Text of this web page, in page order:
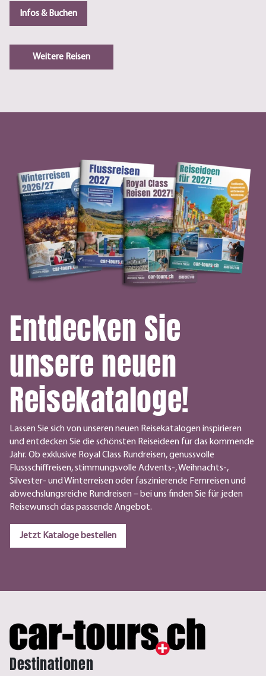
Infos & Buchen
Weitere Reisen
Entdecken Sie
unsere neuen
Reisekataloge!
Lassen Sie sich von unseren neuen Reisekatalogen inspirieren
und entdecken Sie die schönsten Reiseideen für das kommende
Jahr. Ob exklusive Royal Class Rundreisen, genussvolle
Flussschiffreisen, stimmungsvolle Advents-, Weihnachts-,
Silvester- und Winterreisen oder faszinierende Fernreisen und
abwechslungsreiche Rundreisen – bei uns finden Sie für jeden
Reisewunsch das passende Angebot.
Jetzt Kataloge bestellen
Destinationen